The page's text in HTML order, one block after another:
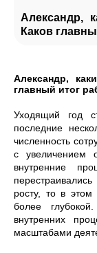
Александр,
Каков
Александр,
главный итог
Уходящий год
последние
численность
с увеличением
внутренние
росту, то в этом
более
внутренних
масштабами